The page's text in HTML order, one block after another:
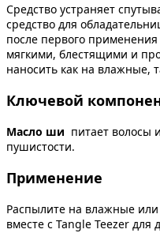
Средство устраняет
средство для
после первого
мягкими, блестящими и
наносить как на влажные,
Ключевой
Масло ши питает волосы
пушистости.
Применение
Распылите на влажные или
вместе с Tangle Teezer